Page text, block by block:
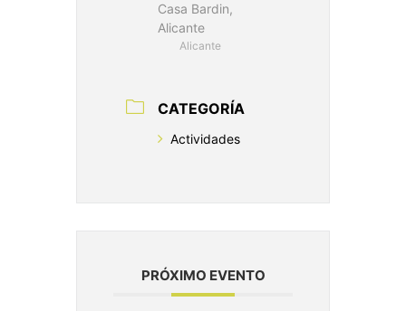
Casa Bardin,
Alicante
Alicante
CATEGORÍA
Actividades
PRÓXIMO EVENTO